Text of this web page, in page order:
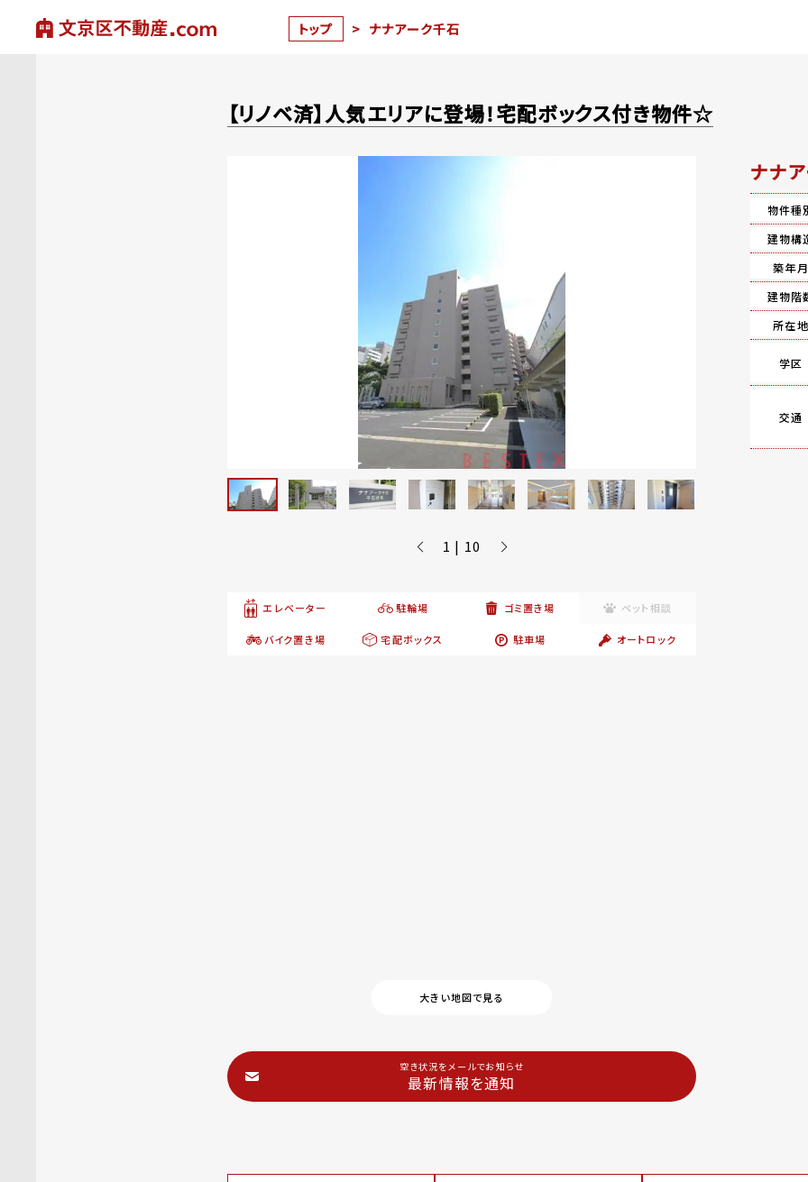
トップ > ナナアーク千石
【リノベ済】人気エリアに登場！宅配ボックス付き物件☆
1 | 10
エレベーター 駐輪場 ゴミ置き場 ペット相談
バイク置き場 宅配ボックス 駐車場 オートロック
大きい地図で見る
空き状況をメールでお知らせ
最新情報を通知
ナナ
物件種
建物構
築年月
建物階
所在地
学区
交通